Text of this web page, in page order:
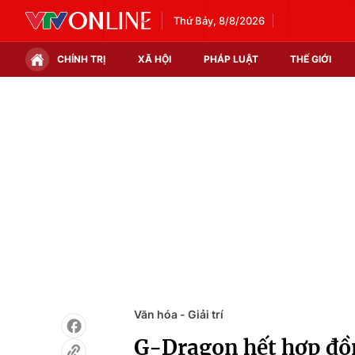
Thứ Bảy, 8/8/2026
CHÍNH TRỊ XÃ HỘI PHÁP LUẬT THẾ GIỚI
Văn hóa - Giải trí
G-Dragon hết hợp